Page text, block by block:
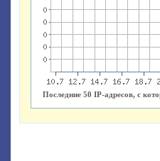
Последние 50 IP-адресов, с